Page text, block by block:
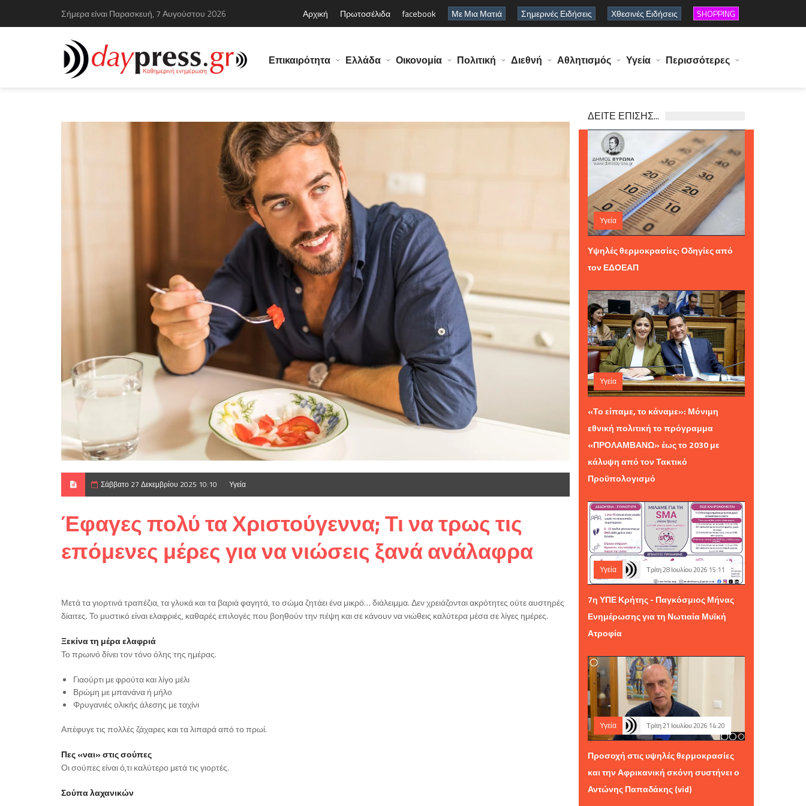
Σήμερα είναι Παρασκευή, 7 Αυγούστου 2026 Αρχική Πρωτοσέλιδα facebook Με Μια Ματιά Σημερινές Ειδήσεις Χθεσινές Ειδήσεις SHOPPING
Επικαιρότητα Ελλάδα Οικονομία Πολιτική Διεθνή Αθλητισμός Υγεία Περισσότερες
Σάββατο 27 Δεκεμβρίου 2025 10:10 Υγεία
Έφαγες πολύ τα Χριστούγεννα; Τι να τρως τις
επόμενες μέρες για να νιώσεις ξανά ανάλαφρα
Μετά τα γιορτινά τραπέζια, τα γλυκά και τα βαριά φαγητά, το σώμα ζητάει ένα μικρό… διάλειμμα. Δεν χρειάζονται ακρότητες ούτε αυστηρές
δίαιτες. Το μυστικό είναι ελαφριές, καθαρές επιλογές που βοηθούν την πέψη και σε κάνουν να νιώθεις καλύτερα μέσα σε λίγες ημέρες.
Ξεκίνα τη μέρα ελαφριά
Το πρωινό δίνει τον τόνο όλης της ημέρας.
Γιαούρτι με φρούτα και λίγο μέλι
Βρώμη με μπανάνα ή μήλο
Φρυγανιές ολικής άλεσης με ταχίνι
Απέφυγε τις πολλές ζάχαρες και τα λιπαρά από το πρωί.
Πες «ναι» στις σούπες
Οι σούπες είναι ό,τι καλύτερο μετά τις γιορτές.
Σούπα λαχανικών
ΔΕΙΤΕ ΕΠΙΣΗΣ...
Υγεία
Πέμπτη 06 Αυγούστου 2026 11:59
Υψηλές θερμοκρασίες: Οδηγίες από
τον ΕΔΟΕΑΠ
Υγεία
Σάββατο 01 Αυγούστου 2026 12:01
«Το είπαμε, το κάναμε»: Μόνιμη
εθνική πολιτική το πρόγραμμα
«ΠΡΟΛΑΜΒΑΝΩ» έως το 2030 με
κάλυψη από τον Τακτικό
Προϋπολογισμό
Υγεία Τρίτη 28 Ιουλίου 2026 15:11
7η ΥΠΕ Κρήτης - Παγκόσμιος Μήνας
Ενημέρωσης για τη Νωτιαία Μυϊκή
Ατροφία
Υγεία Τρίτη 21 Ιουλίου 2026 14:20
Προσοχή στις υψηλές θερμοκρασίες
και την Αφρικανική σκόνη συστήνει ο
Αντώνης Παπαδάκης (vid)